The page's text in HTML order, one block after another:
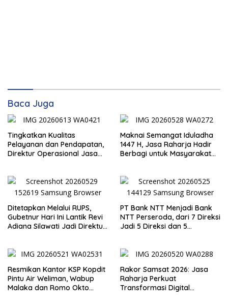
Baca Juga
Tingkatkan Kualitas
Pelayanan dan Pendapatan,
Direktur Operasional Jasa
Samsat Rajabasa
Maknai Semangat Iduladha
1447 H, Jasa Raharja Hadir
Berbagi untuk Masyarakat
Ditetapkan Melalui RUPS,
Gubetnur Hari Ini Lantik Revi
Adiana Silawati Jadi Direktur
PT Bank NTT Menjadi Bank
NTT Perseroda, dari 7 Direksi
Jadi 5 Direksi dan 5
Resmikan Kantor KSP Kopdit
Pintu Air Weliman, Wabup
Malaka dan Romo Okto
Rakor Samsat 2026: Jasa
Raharja Perkuat
Transformasi Digital